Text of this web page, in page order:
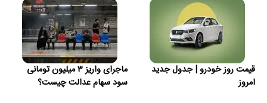
قیمت روز خودرو | جدول جدید
امروز
ماجرای واریز ۳ میلیون تومانی
سود سهام عدالت چیست؟